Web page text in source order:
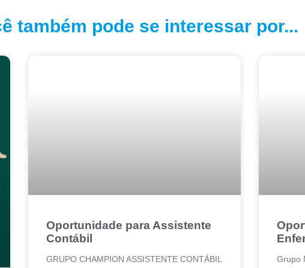
também pode se interessar por...
Oportunidade para Assistente
Contábil
GRUPO CHAMPION ASSISTENTE CONTÁBIL
Grupo